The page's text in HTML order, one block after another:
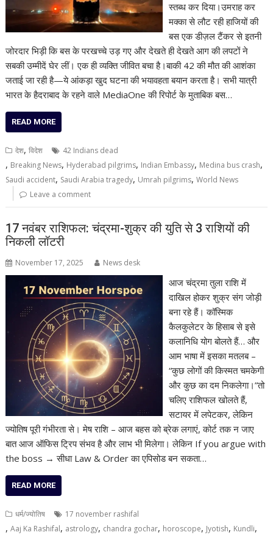
स्तब्ध कर दिया।उमराह कर
मक्का से लौट रही हाजियों की
बस एक डीज़ल टैंकर से इतनी
जोरदार भिड़ी कि बस के परखच्चे उड़ गए और देखते ही देखते आग की लपटों ने
सबकी उम्मीदें घेर लीं। एक ही व्यक्ति जीवित बचा है।बाकी 42 की मौत की आशंका
जताई जा रही है—ये आंकड़ा खुद घटना की भयावहता बयान करता है। सभी यात्री
भारत के हैदराबाद के रहने वाले MediaOne की रिपोर्ट के मुताबिक बस…
READ MORE
देश,विदेश 42 Indians dead
, Breaking News, Hyderabad pilgrims, Indian Embassy, Medina bus crash,
Saudi accident, Saudi Arabia tragedy, Umrah pilgrims,World News
Leave a comment
17 नवंबर राशिफल: चंद्रमा-शुक्र की युति से 3 राशियों की
निकली लॉटरी
November 17, 2025 News desk
आज चंद्रमा तुला राशि में
दाखिल होकर शुक्र संग जोड़ी
बना रहे हैं। कॉस्मिक
कैलकुलेटर के हिसाब से इसे
कलानिधि योग बोलते हैं… और
आम भाषा में इसका मतलब –
“कुछ लोगों की किस्मत चमकेगी
और कुछ का दम निकलेगा।”तो
चलिए राशिफल खोलते हैं,
सटायर में लपेटकर, लेकिन
ज्योतिष पूरी गंभीरता से। मेष राशि – आज बहस को ब्रेक लगाएं, कोर्ट तक न जाए
बात आज ऑफिस ट्रिप संभव है और लाभ भी मिलेगा। लेकिन If you argue with
the boss → सीधा Law & Order का एपिसोड बन सकता…
READ MORE
धर्म/ज्योतिष 17 november rashifal
,Aaj Ka Rashifal, astrology, chandra gochar, horoscope, Jyotish, Kundli,